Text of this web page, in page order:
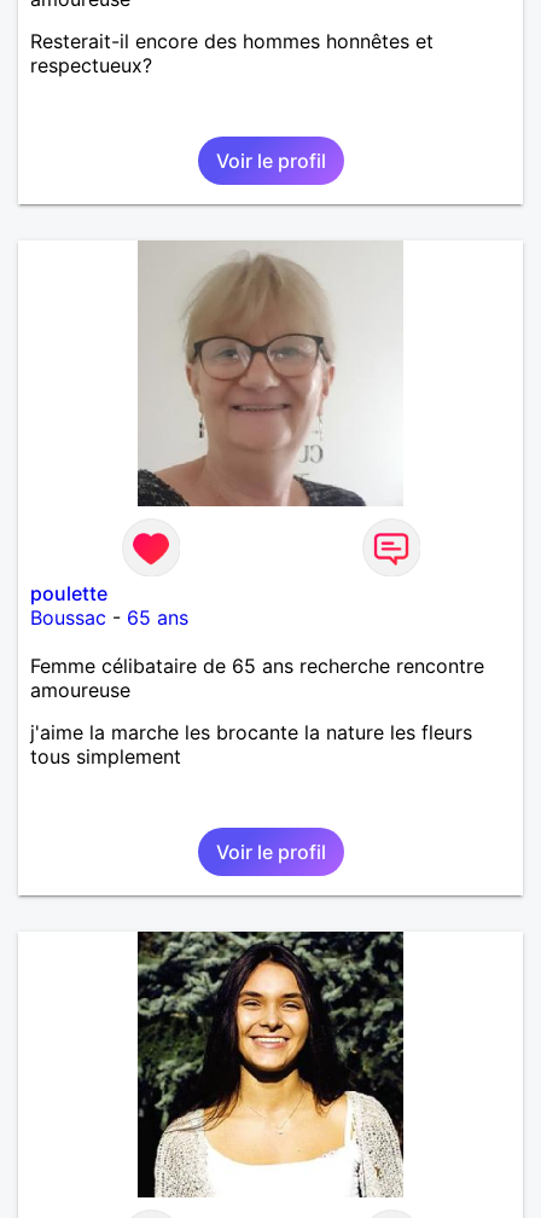
Resterait-il encore des hommes honnêtes et
respectueux?
Voir le profil
poulette
Boussac - 65 ans
Femme célibataire de 65 ans recherche rencontre
amoureuse
j'aime la marche les brocante la nature les fleurs
tous simplement
Voir le profil